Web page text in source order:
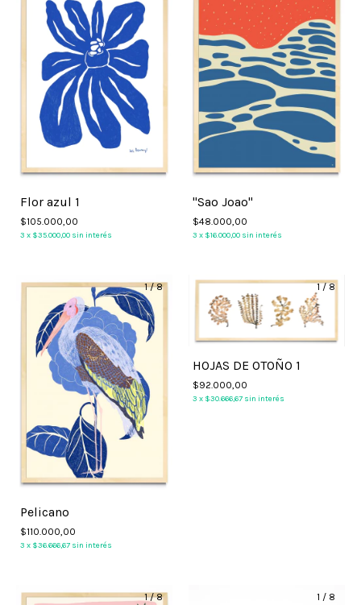
Flor azul 1
$105.000,00
3 x $35.000,00 sin interés
"Sao Joao"
$48.000,00
3 x $16.000,00 sin interés
1/8
Pelicano
$110.000,00
3 x $36.666,67 sin interés
1/8
HOJAS DE OTOÑO 1
$92.000,00
3 x $30.666,67 sin interés
1/8 1 / 8